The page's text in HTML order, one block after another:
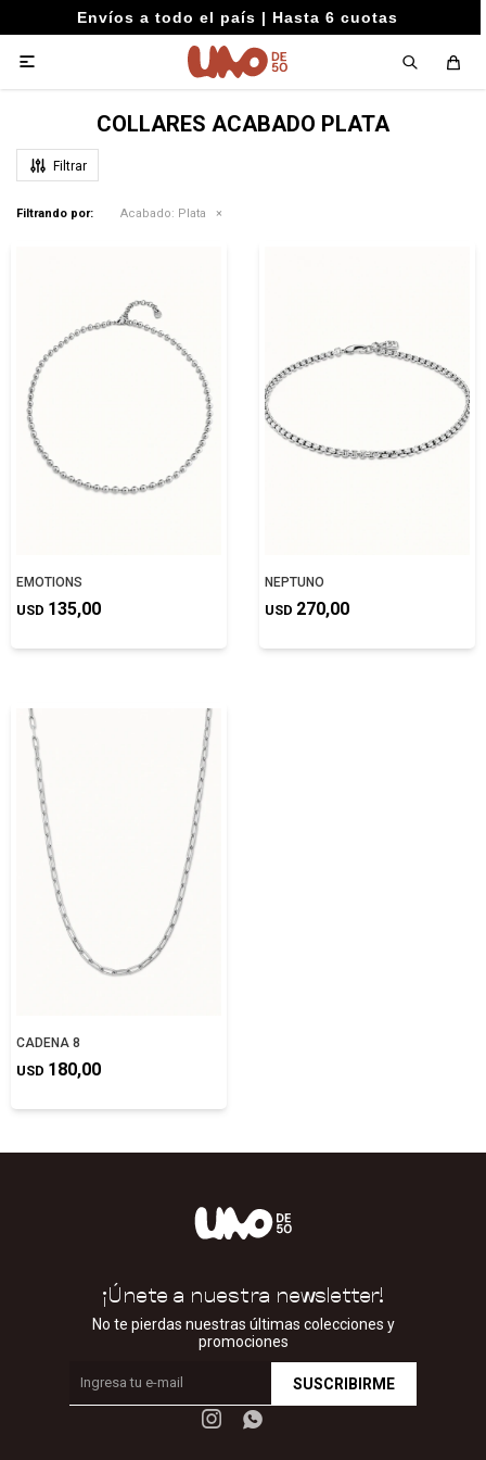
Envíos a todo el país | Hasta 6 cuotas

COLLARES ACABADO PLATA
Filtrando por: Acabado: Plata
EMOTIONS
USD 135,00
NEPTUNO
USD 270,00
CADENA 8
USD 180,00
¡Únete a nuestra newsletter!
No te pierdas nuestras últimas colecciones y
promociones
SUSCRIBIRME
 